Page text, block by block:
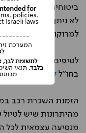
ביטוחית ומבחינת
לא ניתן לצאת עם
למרוקו.
לטיפים חשובים
בחו"ל לחצו כאן
הזמנת השכרת רכב
מהיתרונות שיש
מנסיעה עצמאית לכל
for
policies,
Israeli laws
המערכת
לתשומת לבך,
בלבד. תנאי